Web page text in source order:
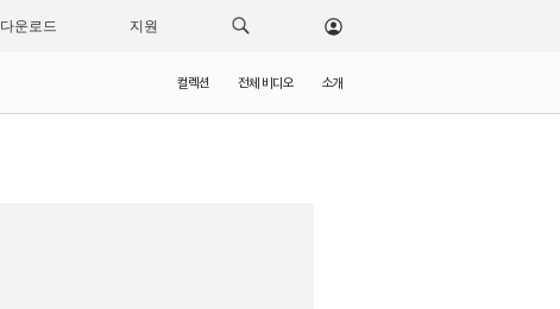
다운로드 지원
컬렉션 전체 비디오 소개